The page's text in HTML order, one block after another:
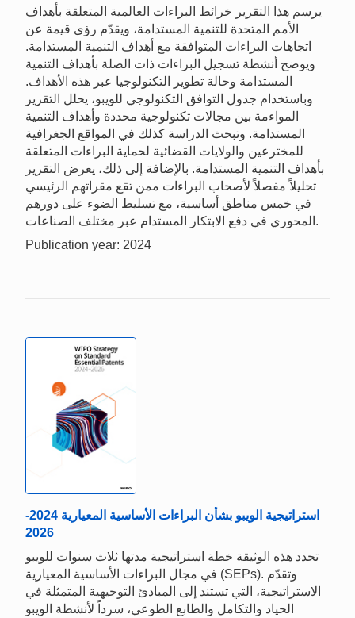
يرسم هذا التقرير خرائط البراءات العالمية المتعلقة بأهداف
الأمم المتحدة للتنمية المستدامة، ويقدّم رؤى قيمة عن
اتجاهات البراءات المتوافقة مع أهداف التنمية المستدامة.
ويوضح أنشطة تسجيل البراءات ذات الصلة بأهداف التنمية
المستدامة وحالة تطوير التكنولوجيا عبر هذه الأهداف.
وباستخدام جدول التوافق التكنولوجي للويبو، يحلل التقرير
المواءمة بين مجالات تكنولوجية محددة وأهداف التنمية
المستدامة. وتبحث الدراسة كذلك في المواقع الجغرافية
للمخترعين والولايات القضائية لحماية البراءات المتعلقة
بأهداف التنمية المستدامة. بالإضافة إلى ذلك، يعرض التقرير
تحليلاً مفصلاً لأصحاب البراءات ممن تقع مقراتهم الرئيسي
في خمس مناطق أساسية، مع تسليط الضوء على دورهم
المحوري في دفع الابتكار المستدام عبر مختلف الصناعات.
Publication year: 2024
استراتيجية الويبو بشأن البراءات الأساسية المعيارية 2024-
2026
تحدد هذه الوثيقة خطة استراتيجية مدتها ثلاث سنوات للويبو
في مجال البراءات الأساسية المعيارية (SEPs). وتقدّم
الاستراتيجية، التي تستند إلى المبادئ التوجيهية المتمثلة في
الحياد والتكامل والطابع الطوعي، سرداً لأنشطة الويبو